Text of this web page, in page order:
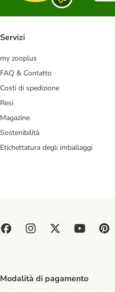
Servizi
my zooplus
FAQ & Contatto
Costi di spedizione
Resi
Magazine
Sostenibilità
Etichettatura degli imballaggi
Modalità di pagamento